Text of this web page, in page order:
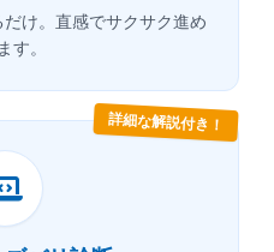
だけ。直感でサクサク進め
す。
詳細な解説付き！